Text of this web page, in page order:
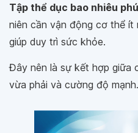
Tập thể dục bao nhiêu
niên cần vận động cơ thể
giúp duy trì sức khỏe.
Đây nên là sự kết hợp giữa
vừa phải và cường độ mạnh.